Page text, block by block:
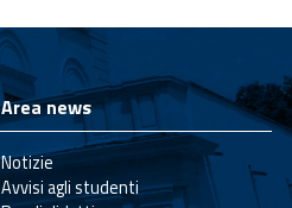
Area news
Notizie
Avvisi agli studenti